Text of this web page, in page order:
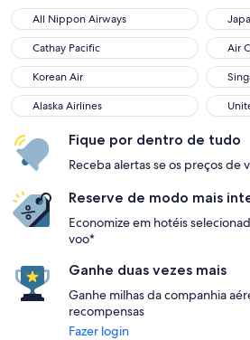
All Nippon Airways
All Nippon Airways Japan
Cathay Pacific
Cathay Pacific Air
Air
Korean Air
Korean Air
Alaska Airlines
Alaska Airlines United
Fique por dentro de tudo
Receba alertas se os preços de
Reserve de modo mais
Economize em hotéis
voo*
Ganhe duas vezes mais
Ganhe milhas da companhia
recompensas
Fazer login